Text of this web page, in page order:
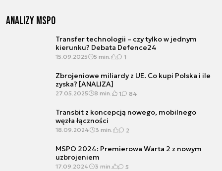
Analizy MSPO
Transfer technologii – czy tylko w jednym
kierunku? Debata Defence24
15.09.2025 5 min. 1
Zbrojeniowe miliardy z UE. Co kupi Polska i ile
zyska? [ANALIZA]
27.05.2025 8 min. 1 84
Transbit z koncepcją nowego, mobilnego
węzła łączności
18.09.2024 3 min. 2
MSPO 2024: Premierowa Warta 2 z nowym
uzbrojeniem
17.09.2024 3 min. 5